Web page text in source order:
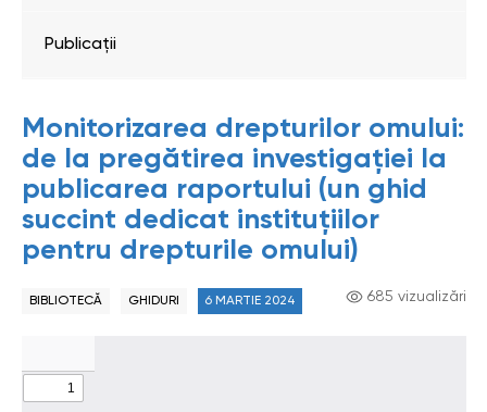
Monitorizarea drepturilor omului:
de la pregătirea investigației la
publicarea raportului (un ghid
succint dedicat instituțiilor
pentru drepturile omului)
BIBLIOTECĂ GHIDURI 6 MARTIE 2024 685 vizualizări
Publicații